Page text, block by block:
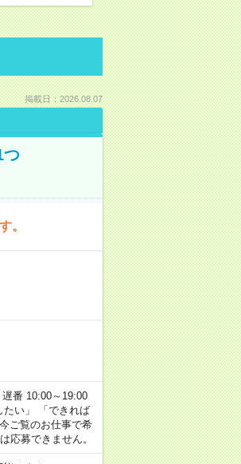
掲載日：2026.08.07
つ
。
番 10:00～19:00
たい」 「できれば
ご覧のお仕事で希
応募できません。